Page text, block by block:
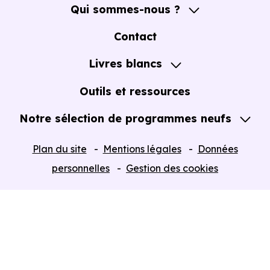
Qui sommes-nous ?
A propos
Contact
Livres blancs
Guide de l'Achat immobilier neuf en VEFA
Outils et ressources
Notre sélection de programmes neufs
Plan du site Mentions légales
Données
personnelles
Gestion des cookies